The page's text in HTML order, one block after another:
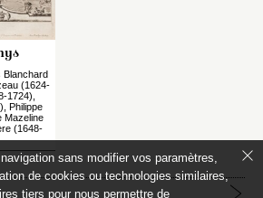
Blanchard
(1624-
1724),
Philippe
Mazeline
(1648-
sans modifier vos paramètres,
de cookies ou technologies similaires,
tiers pour nous permettre de